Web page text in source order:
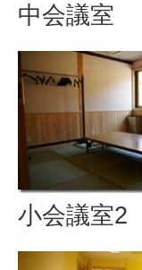
中会議室
小会議室2